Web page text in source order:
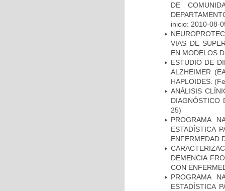
DE
inicio: 2010-08-
VIAS DE
EN MODELOS
ESTUDIO DE
ALZHEIMER
HAPLOIDES.
ANÁLISIS
DIAGNÓSTICO
25)
PROGRAMA
ESTADÍSTICA
ENFERMEDAD
DEMENCIA
CON
PROGRAMA
ESTADÍSTICA